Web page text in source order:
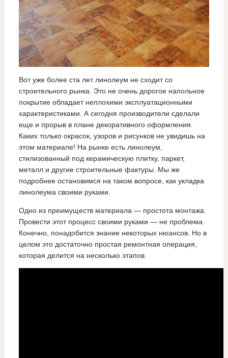
Вот уже более ста лет линолеум не сходит со
строительного рынка. Это не очень дорогое напольное
покрытие обладает неплохими эксплуатационными
характеристиками. А сегодня производители сделали
еще и прорыв в плане декоративного оформления.
Каких только окрасок, узоров и рисунков не увидишь на
этом материале! На рынке есть линолеум,
стилизованный под керамическую плитку, паркет,
металл и другие строительные фактуры. Мы же
подробнее остановимся на таком вопросе, как укладка
линолеума своими руками.
Одно из преимуществ материала — простота монтажа.
Провести этот процесс своими руками — не проблема.
Конечно, понадобится знание некоторых нюансов. Но в
целом это достаточно простая ремонтная операция,
которая делится на несколько этапов.